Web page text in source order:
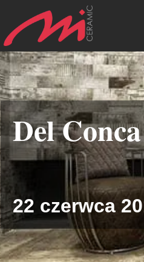
Del
22 czerwca